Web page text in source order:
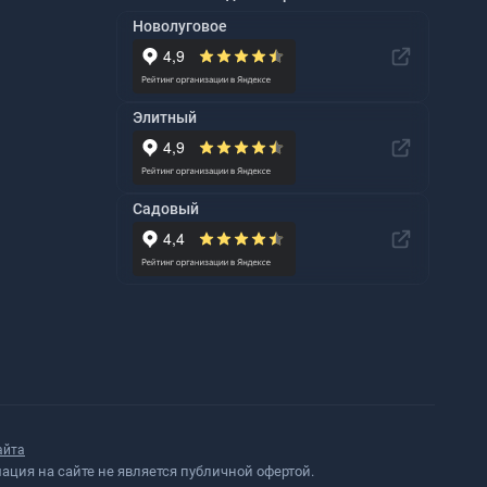
Новолуговое
Элитный
Садовый
на сайте не является публичной офертой.